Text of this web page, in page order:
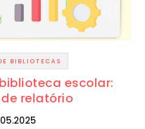
BIBLIOTECAS
escolar:
relatório